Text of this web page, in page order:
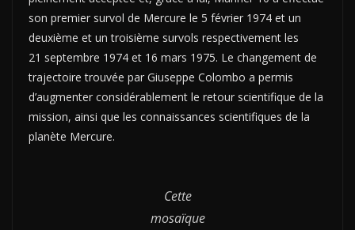
son premier survol de Mercure le 5 février 1974 et un
deuxième et un troisième survols respectivement les
21 septembre 1974 et 16 mars 1975. Le changement de
trajectoire trouvée par Giuseppe Colombo a permis
d’augmenter considérablement le retour scientifique de la
mission, ainsi que les connaissances scientifiques de la
planète Mercure.
Cette
mosaïque